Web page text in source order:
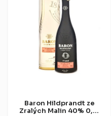
Baron Hildprandt ze
Zralých Malin 40% 0,7l